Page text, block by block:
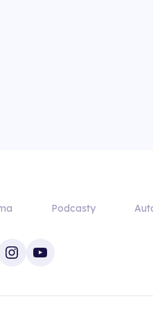
Podcasty
Instagram
YouTube